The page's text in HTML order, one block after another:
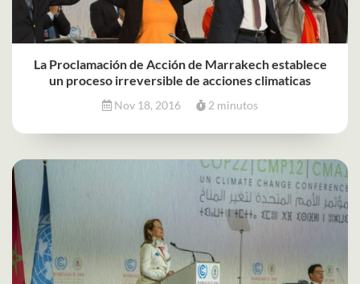
La Proclamación de Acción de Marrakech establece
un proceso irreversible de acciones climaticas
Nov 18, 2016 2 minutos